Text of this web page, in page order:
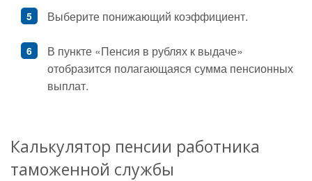
Выберите понижающий коэффициент.
В пункте «Пенсия в рублях к выдаче»
отобразится полагающаяся сумма пенсионных
выплат.
Калькулятор пенсии работника
таможенной службы